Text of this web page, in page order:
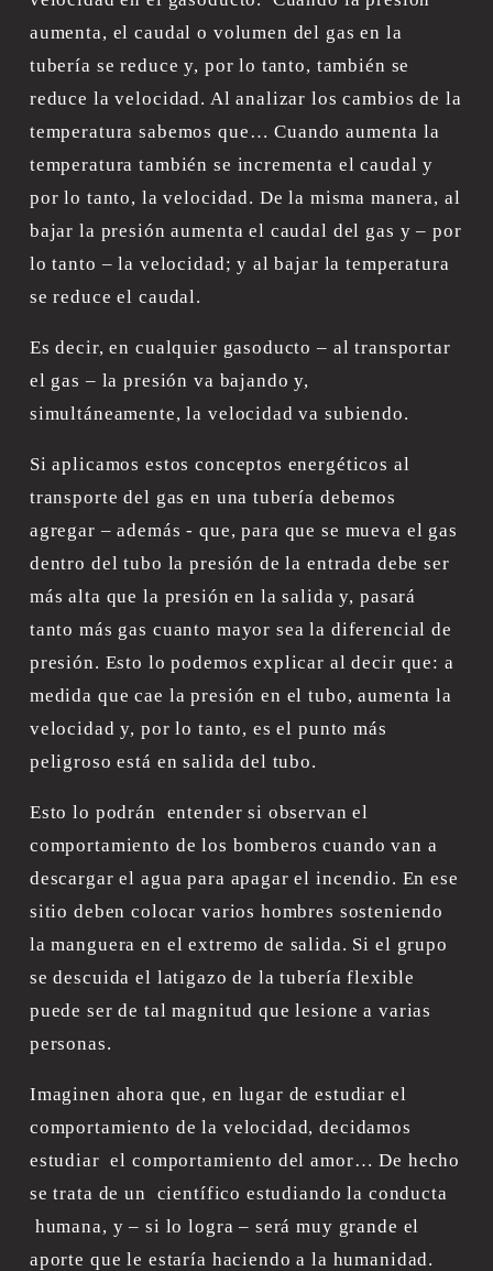
aumenta, el caudal o volumen del gas en la
tubería se reduce y, por lo tanto, también se
reduce la velocidad. Al analizar los cambios de la
temperatura sabemos que… Cuando aumenta la
temperatura también se incrementa el caudal y
por lo tanto, la velocidad. De la misma manera, al
bajar la presión aumenta el caudal del gas y – por
lo tanto – la velocidad; y al bajar la temperatura
se reduce el caudal.
Es decir, en cualquier gasoducto – al transportar
el gas – la presión va bajando y,
simultáneamente, la velocidad va subiendo.
Si aplicamos estos conceptos energéticos al
transporte del gas en una tubería debemos
agregar – además - que, para que se mueva el gas
dentro del tubo la presión de la entrada debe ser
más alta que la presión en la salida y, pasará
tanto más gas cuanto mayor sea la diferencial de
presión. Esto lo podemos explicar al decir que: a
medida que cae la presión en el tubo, aumenta la
velocidad y, por lo tanto, es el punto más
peligroso está en salida del tubo.
Esto lo podrán  entender si observan el
comportamiento de los bomberos cuando van a
descargar el agua para apagar el incendio. En ese
sitio deben colocar varios hombres sosteniendo
la manguera en el extremo de salida. Si el grupo
se descuida el latigazo de la tubería flexible
puede ser de tal magnitud que lesione a varias
personas.
Imaginen ahora que, en lugar de estudiar el
comportamiento de la velocidad, decidamos
estudiar  el comportamiento del amor… De hecho
se trata de un  científico estudiando la conducta
humana, y – si lo logra – será muy grande el
aporte que le estaría haciendo a la humanidad.